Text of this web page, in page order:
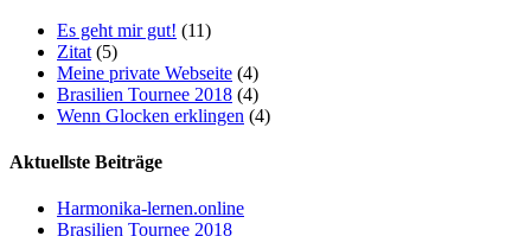
Es geht mir gut! (11)
Zitat (5)
Meine private Webseite (4)
Brasilien Tournee 2018 (4)
Wenn Glocken erklingen (4)
Aktuellste Beiträge
Harmonika-lernen.online
Brasilien Tournee 2018